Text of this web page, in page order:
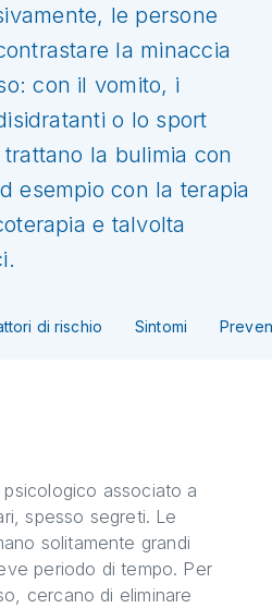
le persone
la minaccia
con il vomito, i
o lo sport
la bulimia con
esempio con la terapia
e talvolta
di rischio Sintomi
associato a
spesso segreti. Le
solitamente grandi
periodo di tempo. Per
cercano di eliminare